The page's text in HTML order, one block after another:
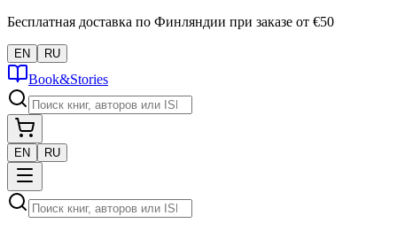
Бесплатная доставка по Финляндии при заказе от €50
EN RU
Book&Stories
EN RU